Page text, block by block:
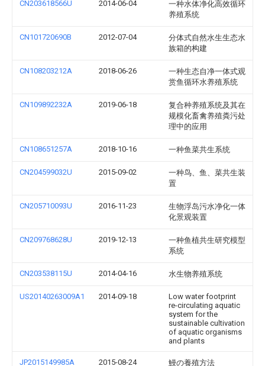
CN203618566U 2014-06-04
一种水体净化高效循环
养殖系统
CN101720690B 2012-07-04
分体式自然水生生态水
族箱的构建
CN108203212A 2018-06-26
一种生态自净一体式观
赏鱼循环水养殖系统
CN109892232A 2019-06-18
复合种养殖系统及其在
规模化畜禽养殖粪污处
理中的应用
CN108651257A 2018-10-16 一种鱼菜共生系统
CN204599032U 2015-09-02
一种鸟、鱼、菜共生装
置
CN205710093U 2016-11-23
生物浮岛污水净化一体
化景观装置
CN209768628U 2019-12-13
一种鱼植共生研究模型
系统
CN203538115U 2014-04-16 水生物养殖系统
US20140263009A1 2014-09-18
Low water footprint
re-circulating aquatic
system for the
sustainable cultivation
of aquatic organisms
and plants
JP2015149985A 2015-08-24 鰻の養殖方法